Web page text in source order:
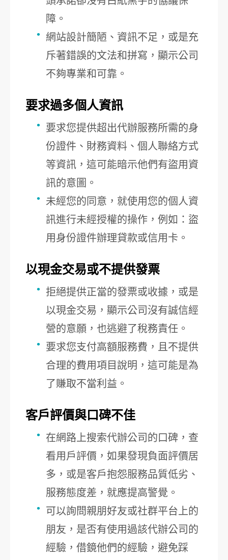
障。
網站設計簡陋、資訊不足，或是充
斥著錯誤的文法和拼寫，顯示公司
不夠專業和可靠。
要求過多個人資訊
要求您提供超出代辦服務所需的身
份證件、財務資料、個人聯絡方式
等資訊，這可能暗示他們有盜用資
訊的意圖。
未經您的同意，就使用您的個人資
訊進行未經授權的操作，例如：盜
用身份證件辦理貸款或信用卡。
以現金交易或不提供發票
拒絕提供正當的發票或收據，或是
以現金交易，顯示公司沒有誠信經
營的意願，也逃避了稅務責任。
要求您支付高額服務費，且不提供
合理的費用項目說明，這可能是為
了賺取不當利益。
客戶評價與口碑不佳
在網路上搜索代辦公司的口碑，查
看用戶評價，如果發現負面評價居
多，或是客戶抱怨服務品質低劣、
服務態度差，就應提高警覺。
可以詢問親朋好友或社群平台上的
朋友，是否有使用過該代辦公司的
經驗，借鏡他們的經驗，避免踩